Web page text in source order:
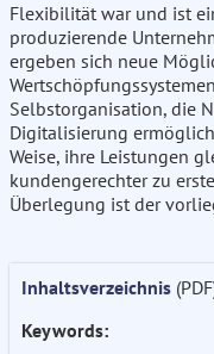
Flexibilität war und ist
produzierende
ergeben sich neue
Selbstorganisation, die
Digitalisierung
Weise, ihre Leistungen
kundengerechter zu
Überlegung ist der
Inhaltsverzeichnis
Keywords: